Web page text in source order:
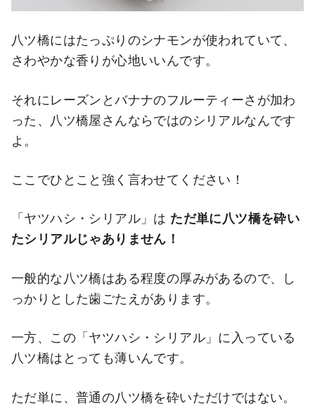
八ツ橋にはたっぷりのシナモンが使われていて、
さわやかな香りが心地いいんです。
それにレーズンとバナナのフルーティーさが加わ
った、八ツ橋屋さんならではのシリアルなんです
よ。
ここでひとこと強く言わせてください！
「ヤツハシ・シリアル」は ただ単に八ツ橋を砕い
たシリアルじゃありません！
一般的な八ツ橋はある程度の厚みがあるので、し
っかりとした歯ごたえがあります。
一方、この「ヤツハシ・シリアル」に入っている
八ツ橋はとっても薄いんです。
ただ単に、普通の八ツ橋を砕いただけではない。